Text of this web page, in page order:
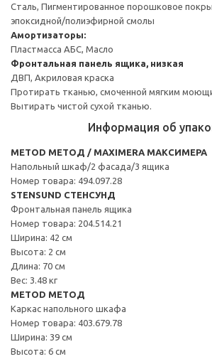
Сталь, Пигментированное порошковое
эпоксидной/полиэфирной смолы
Амортизаторы:
Пластмасса АБС, Масло
Фронтальная панель ящика, низкая
ДВП, Акриловая краска
Протирать тканью, смоченной мягким
Вытирать чистой сухой тканью.
Информация об
METOD МЕТОД / MAXIMERA МАКСИМЕРА
Напольный шкаф/2 фасада/3 ящика
Номер товара: 494.097.28
STENSUND СТЕНСУНД
Фронтальная панель ящика
Номер товара: 204.514.21
Ширина: 42 см
Высота: 2 см
Длина: 70 см
Вес: 3.48 кг
METOD МЕТОД
Каркас напольного шкафа
Номер товара: 403.679.78
Ширина: 39 см
Высота: 6 см